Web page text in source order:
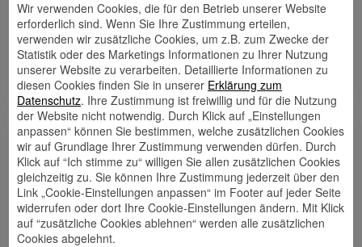
Ich mag die Beständigkeit ebenso wie die
Veränderung. Seit einigen Jahren liegt mein
Schwerpunkt bei der Führung und Entwicklung
von Mitarbeitenden. Sehr gerne empfehle ich
Ihnen meine beratenden Kolleg:innen.
Links
Kontakt
speichern
Walletkarte
hinzufügen
Rückrufwunsch
Wir verwenden Cookies, die für den Betrieb unserer Website
erforderlich sind. Wenn Sie Ihre Zustimmung erteilen,
verwenden wir zusätzliche Cookies, um z.B. zum Zwecke der
Statistik oder des Marketings Informationen zu Ihrer Nutzung
unserer Website zu verarbeiten. Detaillierte Informationen zu
diesen Cookies finden Sie in unserer Erklärung zum
Datenschutz. Ihre Zustimmung ist freiwillig und für die Nutzung
der Website nicht notwendig. Durch Klick auf „Einstellungen
anpassen“ können Sie bestimmen, welche zusätzlichen Cookies
wir auf Grundlage Ihrer Zustimmung verwenden dürfen. Durch
Klick auf “Ich stimme zu“ willigen Sie allen zusätzlichen Cookies
gleichzeitig zu. Sie können Ihre Zustimmung jederzeit über den
Link „Cookie-Einstellungen anpassen“ im Footer auf jeder Seite
widerrufen oder dort Ihre Cookie-Einstellungen ändern. Mit Klick
auf “zusätzliche Cookies ablehnen“ werden alle zusätzlichen
Cookies abgelehnt.